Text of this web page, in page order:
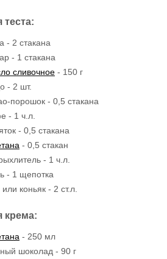
теста:
- 2 стакана
- 1 стакана
сливочное - 150 г
- 2 шт.
порошок - 0,5 стакана
- 1 ч.л.
- 0,5 стакана
- 0,5 стакан
- 1 ч.л.
- 1 щепотка
коньяк - 2 ст.л.
крема:
- 250 мл
шоколад - 90 г